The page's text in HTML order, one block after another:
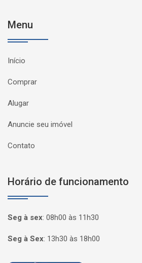
Menu
Início
Comprar
Alugar
Anuncie seu imóvel
Contato
Horário de funcionamento
Seg à sex: 08h00 às 11h30
Seg à Sex: 13h30 às 18h00